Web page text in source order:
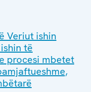
Veriut ishin
të
procesi mbetet